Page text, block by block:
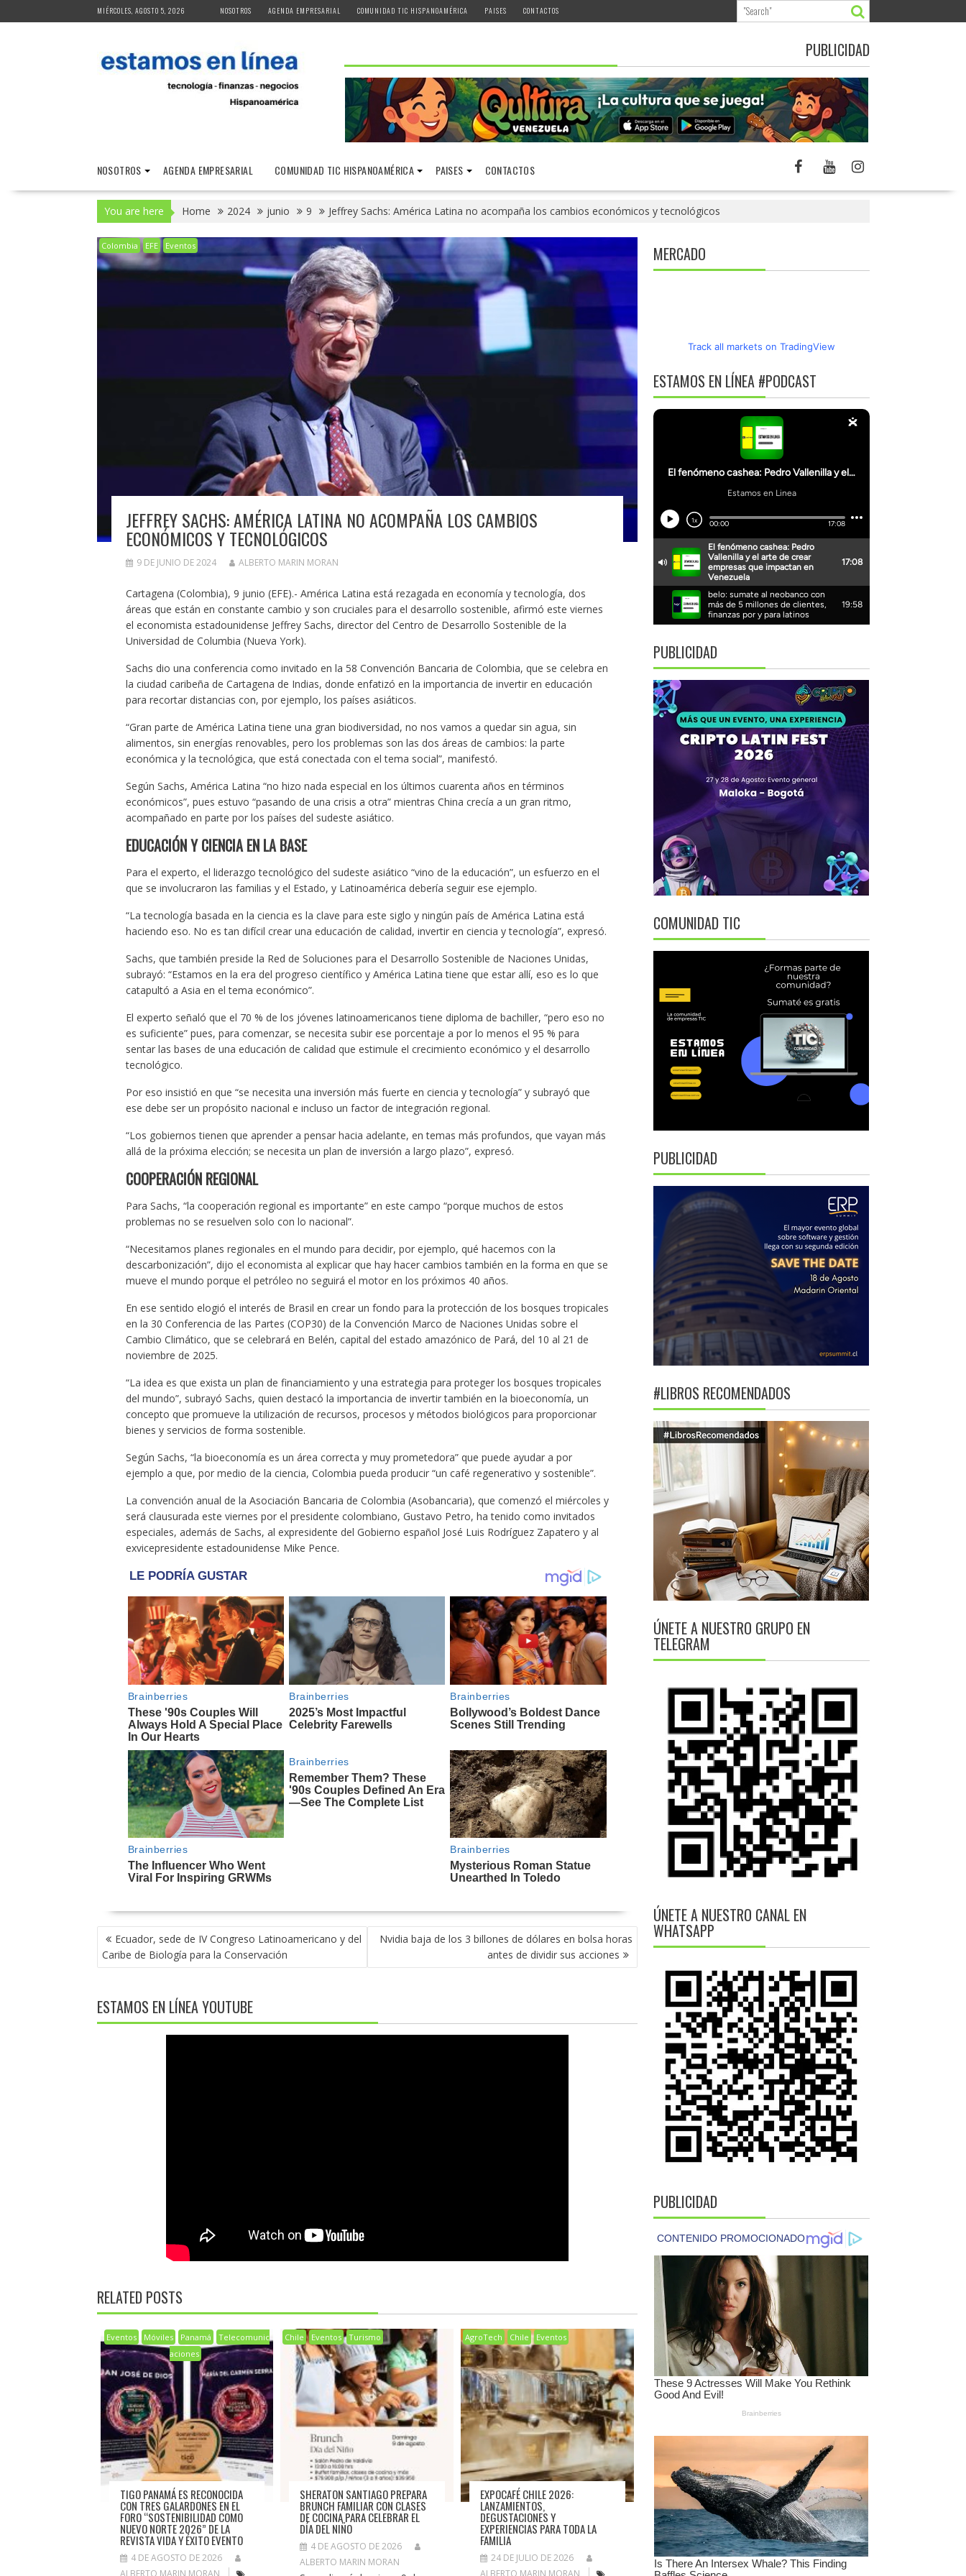
to
MIÉRCOLES, AGOSTO 5, 2026 NOSOTROS AGENDA EMPRESARIAL COMUNIDAD TIC HISPANOAMÉRICA PAISES CONTACTOS
PUBLICIDAD
NOSOTROS AGENDA EMPRESARIAL COMUNIDAD TIC HISPANOAMÉRICA PAISES CONTACTOS
You are here Home 2024 junio 9 Jeffrey Sachs: América Latina no acompaña los cambios económicos y tecnológicos
Colombia EFE Eventos
JEFFREY SACHS: AMÉRICA LATINA NO ACOMPAÑA LOS CAMBIOS
ECONÓMICOS Y TECNOLÓGICOS
9 DE JUNIO DE 2024 ALBERTO MARIN MORAN
Cartagena (Colombia), 9 junio (EFE).- América Latina está rezagada en economía y tecnología, dos
áreas que están en constante cambio y son cruciales para el desarrollo sostenible, afirmó este viernes
el economista estadounidense Jeffrey Sachs, director del Centro de Desarrollo Sostenible de la
Universidad de Columbia (Nueva York).
Sachs dio una conferencia como invitado en la 58 Convención Bancaria de Colombia, que se celebra en
la ciudad caribeña de Cartagena de Indias, donde enfatizó en la importancia de invertir en educación
para recortar distancias con, por ejemplo, los países asiáticos.
“Gran parte de América Latina tiene una gran biodiversidad, no nos vamos a quedar sin agua, sin
alimentos, sin energías renovables, pero los problemas son las dos áreas de cambios: la parte
económica y la tecnológica, que está conectada con el tema social”, manifestó.
Según Sachs, América Latina “no hizo nada especial en los últimos cuarenta años en términos
económicos”, pues estuvo “pasando de una crisis a otra” mientras China crecía a un gran ritmo,
acompañado en parte por los países del sudeste asiático.
EDUCACIÓN Y CIENCIA EN LA BASE
Para el experto, el liderazgo tecnológico del sudeste asiático “vino de la educación”, un esfuerzo en el
que se involucraron las familias y el Estado, y Latinoamérica debería seguir ese ejemplo.
“La tecnología basada en la ciencia es la clave para este siglo y ningún país de América Latina está
haciendo eso. No es tan difícil crear una educación de calidad, invertir en ciencia y tecnología”, expresó.
Sachs, que también preside la Red de Soluciones para el Desarrollo Sostenible de Naciones Unidas,
subrayó: “Estamos en la era del progreso científico y América Latina tiene que estar allí, eso es lo que
catapultó a Asia en el tema económico”.
El experto señaló que el 70 % de los jóvenes latinoamericanos tiene diploma de bachiller, “pero eso no
es suficiente” pues, para comenzar, se necesita subir ese porcentaje a por lo menos el 95 % para
sentar las bases de una educación de calidad que estimule el crecimiento económico y el desarrollo
tecnológico.
Por eso insistió en que “se necesita una inversión más fuerte en ciencia y tecnología” y subrayó que
ese debe ser un propósito nacional e incluso un factor de integración regional.
“Los gobiernos tienen que aprender a pensar hacia adelante, en temas más profundos, que vayan más
allá de la próxima elección; se necesita un plan de inversión a largo plazo”, expresó.
COOPERACIÓN REGIONAL
Para Sachs, “la cooperación regional es importante” en este campo “porque muchos de estos
problemas no se resuelven solo con lo nacional”.
“Necesitamos planes regionales en el mundo para decidir, por ejemplo, qué hacemos con la
descarbonización”, dijo el economista al explicar que hay hacer cambios también en la forma en que se
mueve el mundo porque el petróleo no seguirá el motor en los próximos 40 años.
En ese sentido elogió el interés de Brasil en crear un fondo para la protección de los bosques tropicales
en la 30 Conferencia de las Partes (COP30) de la Convención Marco de Naciones Unidas sobre el
Cambio Climático, que se celebrará en Belén, capital del estado amazónico de Pará, del 10 al 21 de
noviembre de 2025.
“La idea es que exista un plan de financiamiento y una estrategia para proteger los bosques tropicales
del mundo”, subrayó Sachs, quien destacó la importancia de invertir también en la bioeconomía, un
concepto que promueve la utilización de recursos, procesos y métodos biológicos para proporcionar
bienes y servicios de forma sostenible.
Según Sachs, “la bioeconomía es un área correcta y muy prometedora” que puede ayudar a por
ejemplo a que, por medio de la ciencia, Colombia pueda producir “un café regenerativo y sostenible”.
La convención anual de la Asociación Bancaria de Colombia (Asobancaria), que comenzó el miércoles y
será clausurada este viernes por el presidente colombiano, Gustavo Petro, ha tenido como invitados
especiales, además de Sachs, al expresidente del Gobierno español José Luis Rodríguez Zapatero y al
exvicepresidente estadounidense Mike Pence.
NAVEGACIÓN
DE
ENTRADAS
Ecuador, sede de IV Congreso Latinoamericano y del
Caribe de Biología para la Conservación
Nvidia baja de los 3 billones de dólares en bolsa horas
antes de dividir sus acciones
ESTAMOS EN LÍNEA YOUTUBE
RELATED POSTS
Eventos Móviles Panamá
Telecomunic
aciones
TIGO PANAMÁ ES RECONOCIDA
CON TRES GALARDONES EN EL
FORO “SOSTENIBILIDAD COMO
NUEVO NORTE 2026” DE LA
REVISTA VIDA Y ÉXITO EVENTO
4 DE AGOSTO DE 2026
ALBERTO MARIN MORAN
Chile Eventos Turismo
SHERATON SANTIAGO PREPARA
BRUNCH FAMILIAR CON CLASES
DE COCINA PARA CELEBRAR EL
DÍA DEL NIÑO
4 DE AGOSTO DE 2026
ALBERTO MARIN MORAN
AgroTech Chile Eventos
EXPOCAFÉ CHILE 2026:
LANZAMIENTOS,
DEGUSTACIONES Y
EXPERIENCIAS PARA TODA LA
FAMILIA
24 DE JULIO DE 2026
ALBERTO MARIN MORAN
MERCADO
Track all markets on TradingView
ESTAMOS EN LÍNEA #PODCAST
PUBLICIDAD
COMUNIDAD TIC
PUBLICIDAD
#LIBROS RECOMENDADOS
ÚNETE A NUESTRO GRUPO EN
TELEGRAM
ÚNETE A NUESTRO CANAL EN
WHATSAPP
PUBLICIDAD